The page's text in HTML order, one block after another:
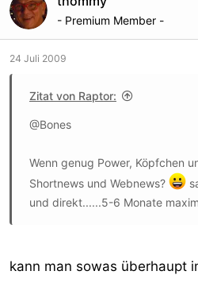
- Premium Member -
24 Juli 2009
Zitat von Raptor:
@Bones
Wenn genug Power, Köpfchen
Shortnews und Webnews?
und direkt......5-6 Monate
kann man sowas überhaupt